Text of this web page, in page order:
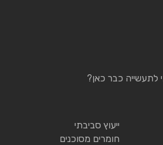
לתעשייה כבר כאן?
ייעוץ סביבתי
חומרים מסוכנים